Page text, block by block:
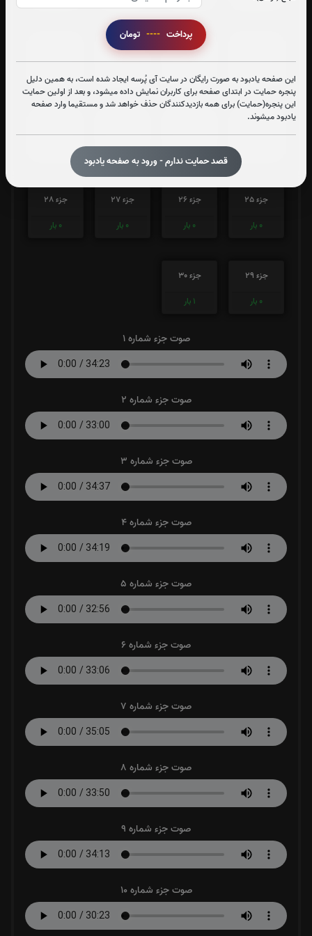
پرداخت ----
این صفحه یادبود به صورت رایگان در سایت آی پُرسه ایجاد شده است، به همین دلیل
پنجره حمایت در ابتدای صفحه برای کاربران نمایش داده میشود، و بعد از اولین حمایت
این پنجره(حمایت) برای همه بازدیدکنندگان حذف خواهد شد و مستقیما وارد صفحه
یادبود میشوند.
قصد حمایت ندارم - ورود به صفحه یادبود
بار
جزء 18
0
جزء 19
0
بار
جزء 21
0بار
0بار
جزء 25
0 بار
جزء 26
0 بار
جزء 27
0 بار
جزء 28
0 بار
جزء 29
0 بار
جزء 30
1 بار
صوت جزء شماره 1
صوت جزء شماره 2
صوت جزء شماره 3
صوت جزء شماره 4
صوت جزء شماره 5
صوت جزء شماره 6
صوت جزء شماره 7
صوت جزء شماره 8
صوت جزء شماره 9
صوت جزء شماره 10